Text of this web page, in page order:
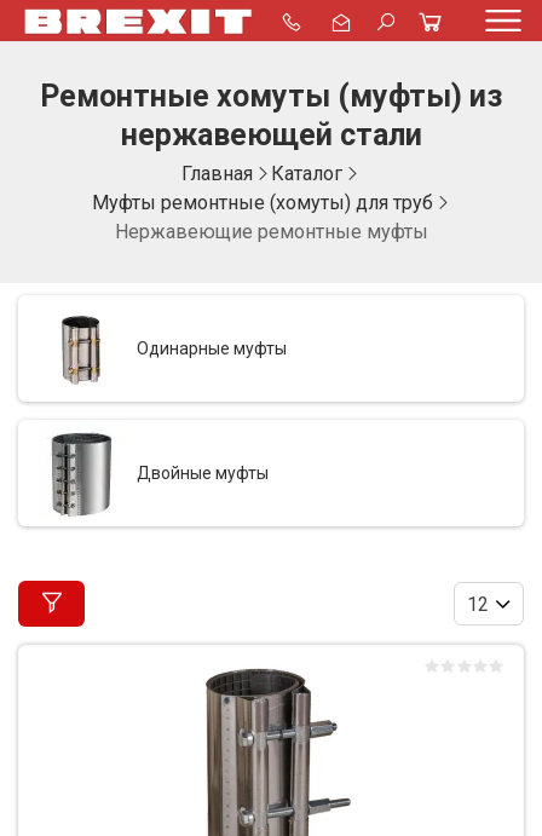
Ремонтные хомуты (муфты) из
нержавеющей стали
Главная
Каталог
Муфты ремонтные (хомуты) для труб
Нержавеющие ремонтные муфты
Одинарные муфты
Двойные муфты